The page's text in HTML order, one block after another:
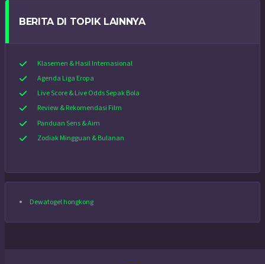
BERITA DI TOPIK LAINNYA
Klasemen & Hasil Internasional
Agenda Liga Eropa
Live Score & Live Odds Sepak Bola
Review & Rekomendasi Film
Panduan Sens & Aim
Zodiak Mingguan & Bulanan
Dewatogel hongkong